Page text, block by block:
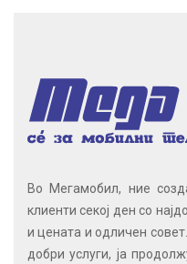
Во Мегамобил, ние
клиенти секој ден со
и цената и одличен
добри услуги, ја